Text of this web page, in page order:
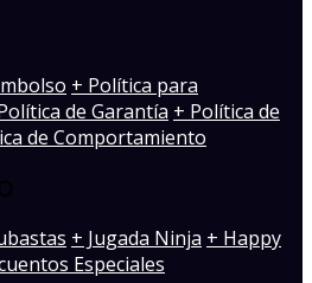
+ Política para
de Garantía + Política de
de Comportamiento
+ Jugada Ninja + Happy
Especiales